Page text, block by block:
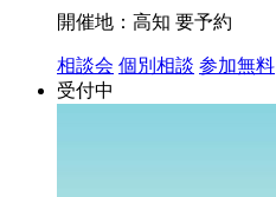
開催地：高知 要予約
相談会 個別相談 参加無料
受付中